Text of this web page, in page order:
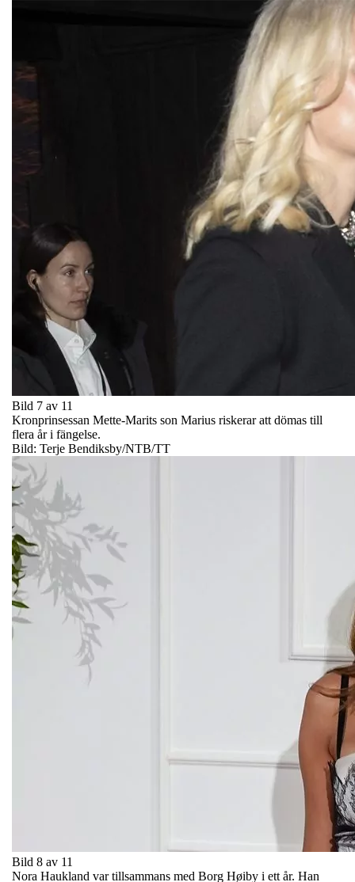
Bild 7 av 11
Kronprinsessan Mette-Marits son Marius riskerar att dömas till
flera år i fängelse.
Bild: Terje Bendiksby/NTB/TT
Bild 8 av 11
Nora Haukland var tillsammans med Borg Høiby i ett år. Han